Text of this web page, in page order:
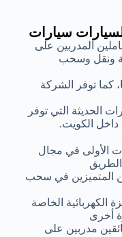
سيارات
المدربين على
ونقل وسحب
كما توفر الشركة
الحديثة التي توفر
الكويت.
الأولى في مجال
المتميزين في سحب
الكهربائية الخاصة
أخرى
مدربين على